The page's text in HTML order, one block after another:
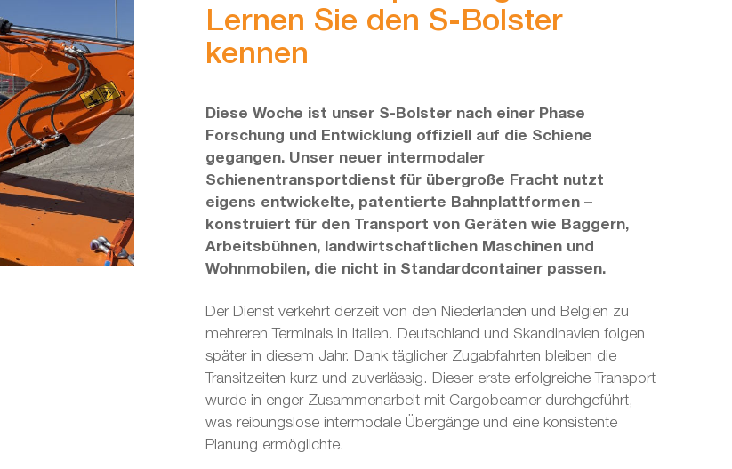
Lernen Sie den S-Bolster
kennen
Diese Woche ist unser S-Bolster nach einer Phase
Forschung und Entwicklung offiziell auf die Schiene
gegangen. Unser neuer intermodaler
Schienentransportdienst für übergroße Fracht nutzt
eigens entwickelte, patentierte Bahnplattformen –
konstruiert für den Transport von Geräten wie Baggern,
Arbeitsbühnen, landwirtschaftlichen Maschinen und
Wohnmobilen, die nicht in Standardcontainer passen.
Der Dienst verkehrt derzeit von den Niederlanden und Belgien zu
mehreren Terminals in Italien. Deutschland und Skandinavien folgen
später in diesem Jahr. Dank täglicher Zugabfahrten bleiben die
Transitzeiten kurz und zuverlässig. Dieser erste erfolgreiche Transport
wurde in enger Zusammenarbeit mit Cargobeamer durchgeführt,
was reibungslose intermodale Übergänge und eine konsistente
Planung ermöglichte.